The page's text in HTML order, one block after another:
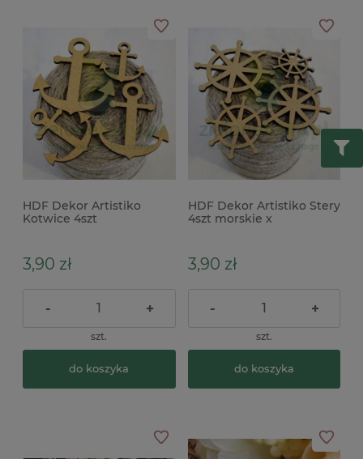
HDF Dekor Artistiko
Kotwice 4szt
3,90 zł
- +
szt.
do koszyka
HDF Dekor Artistiko Stery
4szt morskie x
3,90 zł
- +
szt.
do koszyka